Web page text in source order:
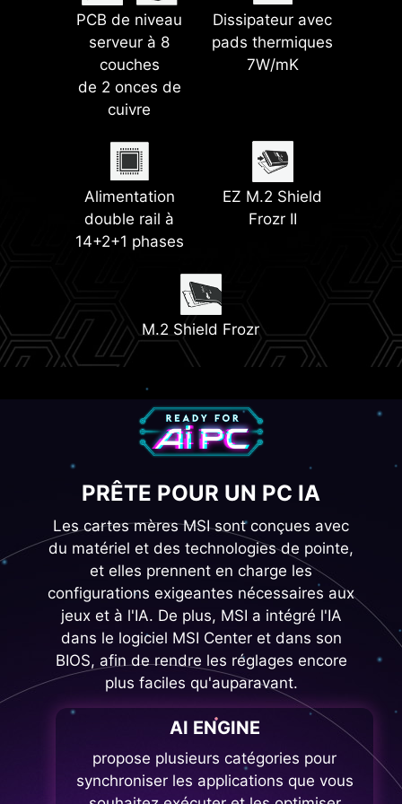
PCB de niveau
serveur à 8
couches
de 2 onces de
cuivre
Dissipateur avec
pads thermiques
7W/mK
Alimentation
double rail à
14+2+1 phases
EZ M.2 Shield
Frozr II
M.2 Shield Frozr
Gen5
Steel Armor II EZ Debug LED
EZ PCIe Release
PRÊTE POUR UN PC IA
Les cartes mères MSI sont conçues avec
du matériel et des technologies de pointe,
et elles prennent en charge les
configurations exigeantes nécessaires aux
jeux et à l'IA. De plus, MSI a intégré l'IA
dans le logiciel MSI Center et dans son
BIOS, afin de rendre les réglages encore
plus faciles qu'auparavant.
AI ENGINE
propose plusieurs catégories pour
synchroniser les applications que vous